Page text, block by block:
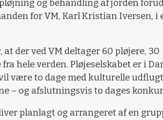
og behandling af jorden
for VM, Karl Kristian Iversen, i
der ved VM deltager 60 pløjere, 30
hele verden. Pløjeselskabet er i
være to dage med kulturelle
– og afslutningsvis to dages
planlagt og arrangeret af en